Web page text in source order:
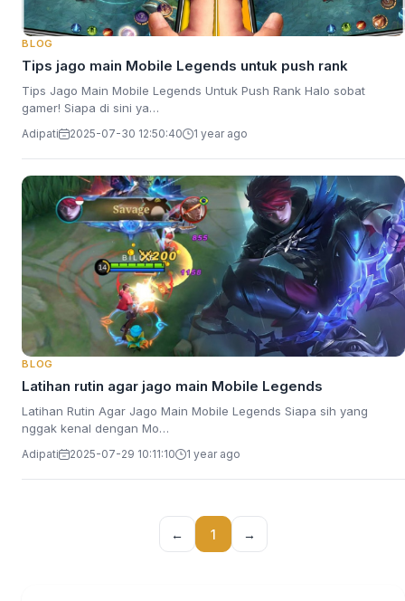
BLOG
Tips jago main Mobile Legends untuk push rank
Tips Jago Main Mobile Legends Untuk Push Rank Halo sobat
gamer! Siapa di sini ya…
Adipati 2025-07-30 12:50:40 1 year ago
BLOG
Latihan rutin agar jago main Mobile Legends
Latihan Rutin Agar Jago Main Mobile Legends Siapa sih yang
nggak kenal dengan Mo…
Adipati 2025-07-29 10:11:10 1 year ago
← 1 →